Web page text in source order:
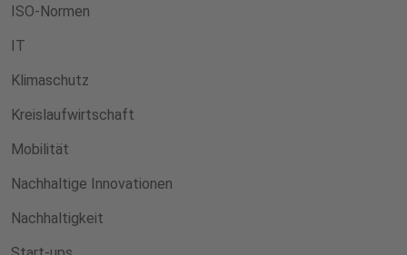
ISO-Normen
IT
Klimaschutz
Kreislaufwirtschaft
Mobilität
Nachhaltige Innovationen
Nachhaltigkeit